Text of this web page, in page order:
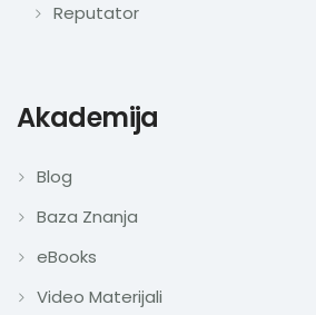
Reputator
Akademija
Blog
Baza Znanja
eBooks
Video Materijali